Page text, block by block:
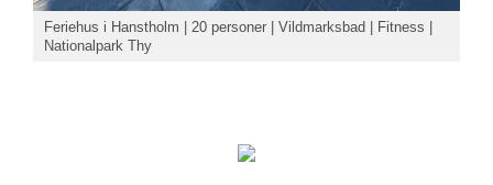
Feriehus i Hanstholm | 20 personer | Vildmarksbad | Fitness |
Nationalpark Thy